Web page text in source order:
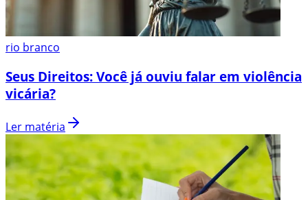
rio branco
Seus Direitos: Você já ouviu falar em violência
vicária?
Ler matéria